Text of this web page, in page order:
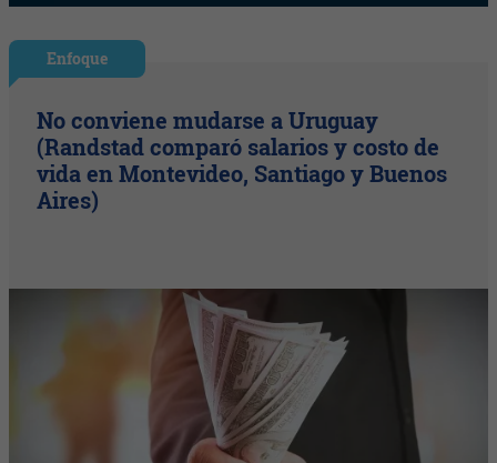
Enfoque
No conviene mudarse a Uruguay
(Randstad comparó salarios y costo de
vida en Montevideo, Santiago y Buenos
Aires)